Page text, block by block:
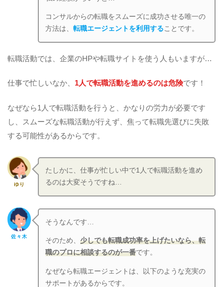
コンサルからの転職をスムーズに成功させる唯一の
方法は、転職エージェントを利用する ことです。
転職活動では、企業のHPや転職サイトを使う人もいますが…
仕事で忙しいなか、 1人で転職活動を進めるのは危険です！
なぜなら1人で転職活動を行うと、かなりの労力が必要です
し、スムーズな転職活動が行えず、焦って転職先選びに失敗
する可能性があるからです。
ゆり
たしかに、仕事が忙しい中で1人で転職活動を進め
るのは大変そうですね…
佐々木
そうなんです…
そのため、少しでも転職成功率を上げたいなら、転
職のプロに相談するのが一番です。
なぜなら転職エージェントは、以下のような充実の
サポートがあるからです。